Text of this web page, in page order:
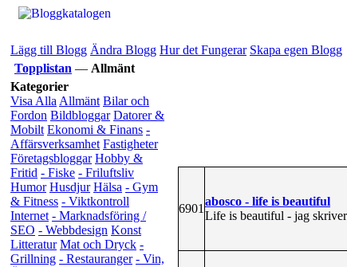
Lägg till Blogg Ändra Blogg Hur det Fungerar Skapa egen Blogg
Topplistan — Allmänt
Kategorier
Visa Alla Allmänt Bilar och
Fordon Bildbloggar Datorer &
Mobilt Ekonomi & Finans -
Affärsverksamhet Fastigheter
Företagsbloggar Hobby &
Fritid - Fiske - Friluftsliv
Humor Husdjur Hälsa - Gym
& Fitness - Viktkontroll
Internet - Marknadsföring /
SEO - Webbdesign Konst
Litteratur Mat och Dryck -
Grillning - Restauranger - Vin,
6901
abosco - life is beautiful
Life is beautiful - jag